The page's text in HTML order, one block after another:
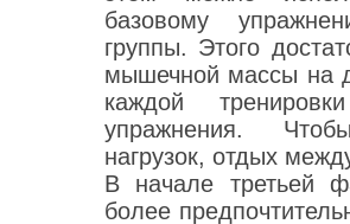
базовому
группы. Этого
мышечной массы на
каждой
упражнения.
нагрузок, отдых
В начале третьей
более